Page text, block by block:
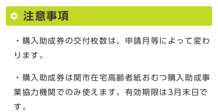
注意事項
・購入助成券の交付枚数は、申請月等によって変わ
ります。
・購入助成券は関市在宅高齢者紙おむつ購入助成事
業協力機関でのみ使えます。有効期限は3月末日で
す。